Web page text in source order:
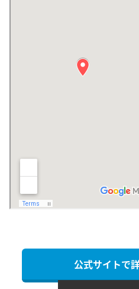
公式サイトで